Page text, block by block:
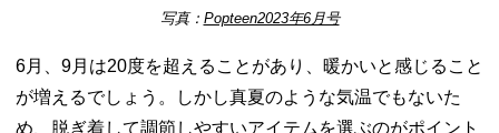
写真： Popteen2023年6月号
6月、9月は20度を超えることがあり、暖かいと感じること
が増えるでしょう。しかし真夏のような気温でもないた
め、脱ぎ着して調節しやすいアイテムを選ぶのがポイント